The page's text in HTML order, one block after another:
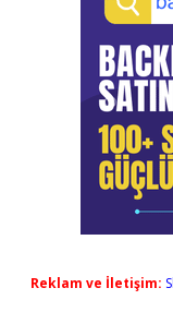
Reklam ve İletişim: